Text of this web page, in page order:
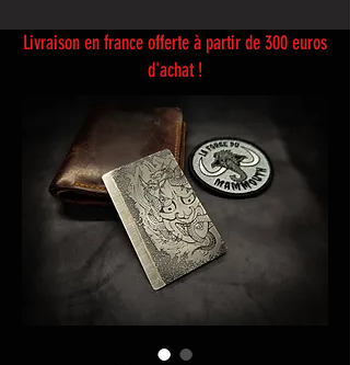
Livraison en france offerte à partir de 300 euros
d'achat !